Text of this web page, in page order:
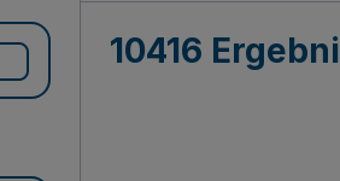
10416